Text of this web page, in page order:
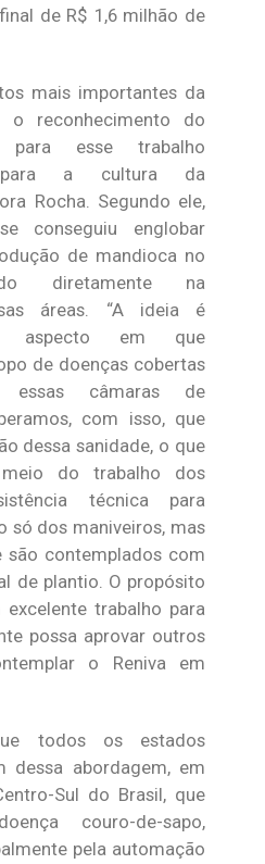
de R$ 1,6 milhão de
mais importantes da
o reconhecimento do
para esse trabalho
para a cultura da
Rocha. Segundo ele,
conseguiu englobar
de mandioca no
diretamente na
áreas. “A ideia é
aspecto em que
de doenças cobertas
câmaras de
com isso, que
dessa sanidade, o que
do trabalho dos
técnica para
só dos maniveiros, mas
são contemplados com
de plantio. O propósito
trabalho para
possa aprovar outros
o Reniva em
todos os estados
dessa abordagem, em
Sul do Brasil, que
couro-de-sapo,
pela automação